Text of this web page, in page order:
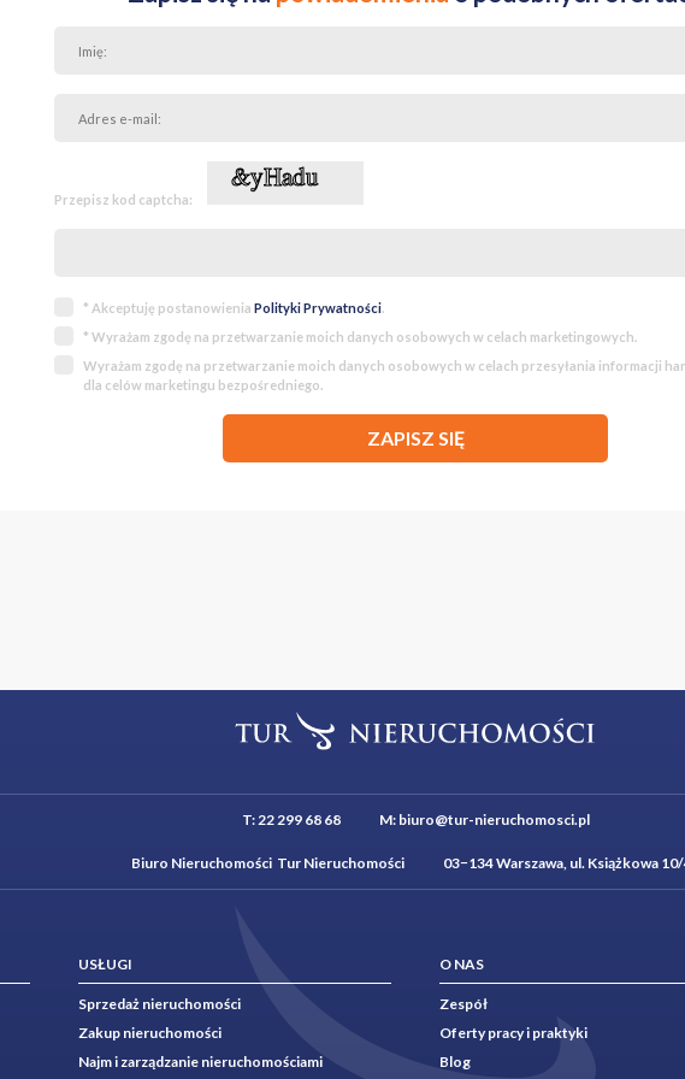
Przepisz kod captcha:
* Akceptuję postanowienia Polityki Prywatności.
* Wyrażam zgodę na przetwarzanie moich danych osobowych w celach marketingowych.
Wyrażam zgodę na przetwarzanie moich danych osobowych w celach przesyłania informacji
dla celów marketingu bezpośredniego.
ZAPISZ SIĘ
T:22 299 68 68M: biuro@tur-nieruchomosci.pl
Biuro Nieruchomości Tur Nieruchomości 03−134 Warszawa, ul. Książkowa
USŁUGI
Sprzedaż nieruchomości
Zakup nieruchomości
Najm i zarządzanie nieruchomościami
O NAS
Zespół
Oferty pracy i praktyki
Blog